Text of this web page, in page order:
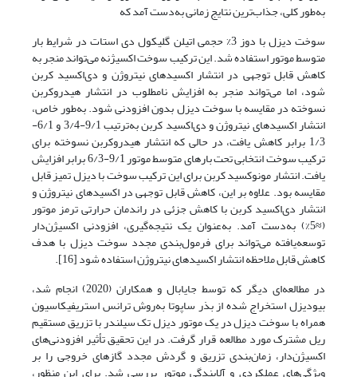
به‌طور کلی، جذاب‌ترین نتایج زمانی به‌دست آمد که
سوخت دیزل با دوز 3% حجمی اتیلن گلیکول دی استات در شرایط بار
متوسط موتور استفاده شد. این ترکیب سوخت اکسیژنه می‌تواند منجر به
کاهش قابل توجهی در انتشار اکسیدهای نیتروژن و دی‌اکسید کربن
شود، اما می‌تواند منجر به افزایش نامطلوب در انتشار هیدروکربن
نسوخته در مقایسه با سوخت دیزل بدون افزودنی شود. به‌طور خاص،
انتشار اکسیدهای نیتروژن و دی‌اکسید کربن به‌ترتیب 9/1-3/4 و 6/1-
1/3 برابر کاهش یافت، در حالی که انتشار هیدروکربن نسوخته برای
ترکیب سوخت انتخابی تحت بارهای متوسط موتور 9/1-6/3 برابر افزایش
یافت. انتشار مونوکسید کربن برای این ترکیب سوخت با دیزل تمیز قابل
مقایسه بود. علاوه بر این، کاهش قابل توجهی در اکسیدهای نیتروژن و
انتشار دی‌اکسید کربن با کاهش جزئی در راندمان حرارتی ترمز موتور
(≈5%) به‌دست آمد. به‌عنوان یک نتیجه‌گیری، افزودنی اکسیژن‌دار
توسعه‌یافته می‌تواند برای فرمول‌بندی مجدد سوخت دیزل با هدف
کاهش قابل ملاحظه انتشار اکسیدهای نیتروژن استفاده شود [16].
در مطالعه‌ای دیگر که توسط جایابال و همکاران (2020) انجام شد،
بیودیزل استخراج شده از بذر ساپوتا به‌روش ترانس استریفیکاسیون
همراه با سوخت دیزل در یک موتور دیزل تک سیلندر با تزریق مستقیم
ریل مشترک مورد مطالعه قرار گرفت. در این تحقیق تأثیر افزودنی‌های
اکسیژن‌دار، زمان‌بندی تزریق و گردش مجدد گازهای خروجی را بر